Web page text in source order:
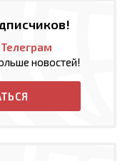
Телеграм
новостей!